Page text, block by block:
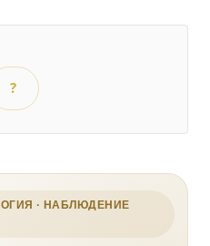
?
· НАБЛЮДЕНИЕ